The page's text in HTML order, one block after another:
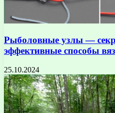
Рыболовные узлы —
эффективные способы
25.10.2024